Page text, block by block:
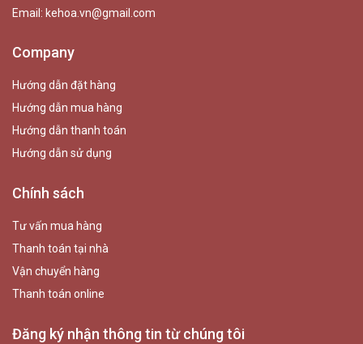
Email: kehoa.vn@gmail.com
Company
Hướng dẫn đặt hàng
Hướng dẫn mua hàng
Hướng dẫn thanh toán
Hướng dẫn sử dụng
Chính sách
Tư vấn mua hàng
Thanh toán tại nhà
Vận chuyển hàng
Thanh toán online
Đăng ký nhận thông tin từ chúng tôi